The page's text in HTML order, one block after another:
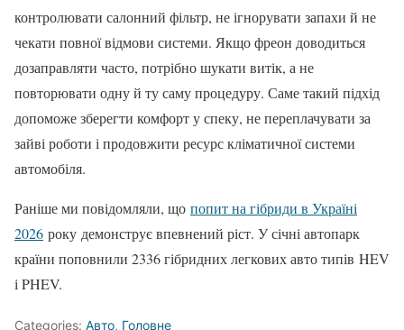
контролювати салонний фільтр, не ігнорувати запахи й не
чекати повної відмови системи. Якщо фреон доводиться
дозаправляти часто, потрібно шукати витік, а не
повторювати одну й ту саму процедуру. Саме такий підхід
допоможе зберегти комфорт у спеку, не переплачувати за
зайві роботи і продовжити ресурс кліматичної системи
автомобіля.
Раніше ми повідомляли, що попит на гібриди в Україні
2026 року демонструє впевнений ріст. У січні автопарк
країни поповнили 2336 гібридних легкових авто типів HEV
і PHEV.
Categories: Авто, Головне